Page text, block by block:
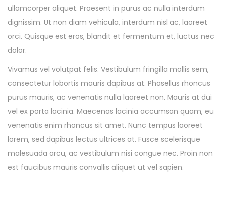
ullamcorper aliquet. Praesent in purus ac nulla interdum
dignissim. Ut non diam vehicula, interdum nisl ac, laoreet
orci. Quisque est eros, blandit et fermentum et, luctus nec
dolor.
Vivamus vel volutpat felis. Vestibulum fringilla mollis sem,
consectetur lobortis mauris dapibus at. Phasellus rhoncus
purus mauris, ac venenatis nulla laoreet non. Mauris at dui
vel ex porta lacinia. Maecenas lacinia accumsan quam, eu
venenatis enim rhoncus sit amet. Nunc tempus laoreet
lorem, sed dapibus lectus ultrices at. Fusce scelerisque
malesuada arcu, ac vestibulum nisi congue nec. Proin non
est faucibus mauris convallis aliquet ut vel sapien.